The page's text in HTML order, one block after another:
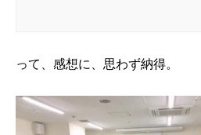
って、感想に、思わず納得。